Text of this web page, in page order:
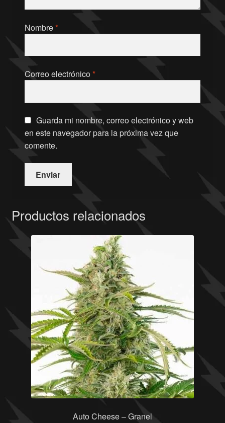
Nombre*
Correo electrónico*
Guarda mi nombre, correo electrónico y web
en este navegador para la próxima vez que
comente.
Productos relacionados
Auto Cheese – Granel